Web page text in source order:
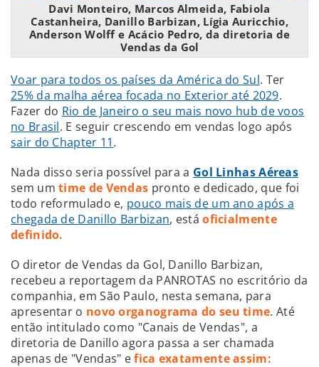
Davi Monteiro, Marcos Almeida, Fabiola
Castanheira, Danillo Barbizan, Lígia Auricchio,
Anderson Wolff e Acácio Pedro, da diretoria de
Vendas da Gol
Voar para todos os países da América do Sul. Ter
25% da malha aérea focada no Exterior até 2029.
Fazer do Rio de Janeiro o seu mais novo hub de voos
no Brasil. E seguir crescendo em vendas logo após
sair do Chapter 11.
Nada disso seria possível para a Gol Linhas Aéreas
sem umtime de Vendas pronto e dedicado, que foi
todo reformulado e, pouco mais de um ano após a
chegada de Danillo Barbizan, estáoficialmente
definido.
O diretor de Vendas da Gol, Danillo Barbizan,
recebeu a reportagem da PANROTAS no escritório da
companhia, em São Paulo, nesta semana, para
apresentar o novo organograma do seu time. Até
então intitulado como "Canais de Vendas", a
diretoria de Danillo agora passa a ser chamada
apenas de "Vendas" efica exatamente assim: